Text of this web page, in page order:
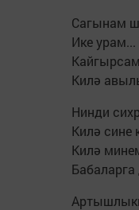
Сагынам
Ике
Килә
Нинди
Килә сине
Килә